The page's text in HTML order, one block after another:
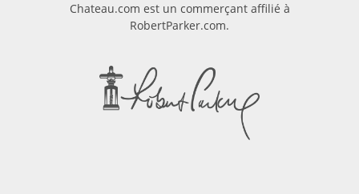
Chateau.com est un commerçant affilié à
RobertParker.com.